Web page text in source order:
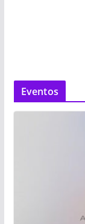
Eventos